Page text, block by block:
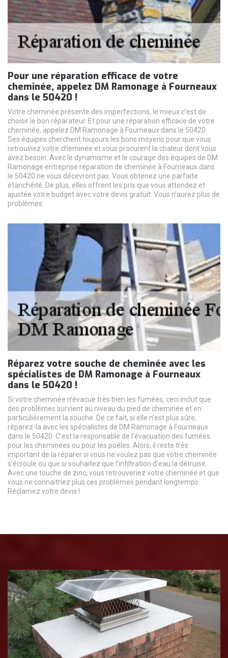
Pour une réparation efficace de votre
cheminée, appelez DM Ramonage à Fourneaux
dans le 50420 !
Votre cheminée présente des imperfections, le mieux c’est de
choisir le bon réparateur. Et pour une réparation efficace de votre
cheminée, appelez DM Ramonage à Fourneaux dans le 50420.
Ses équipes cherchent toujours les bons moyens pour que vous
retrouviez votre cheminée et vous procurent la chaleur dont vous
avez besoin. Avec le dynamisme et le courage des équipes de DM
Ramonage entreprise réparation de cheminée à Fourneaux dans
le 50420 ne vous décevront pas. Vous obtenez une parfaite
étanchéité. De plus, elles offrent les prix que vous attendez et
ajustée votre budget avec votre devis gratuit. Vous n’aurez plus de
problèmes.
Réparez votre souche de cheminée avec les
spécialistes de DM Ramonage à Fourneaux
dans le 50420 !
Si votre cheminée n’évacue très bien les fumées, ceci inclut que
des problèmes survient au niveau du pied de cheminée et en
particulièrement la souche. De ce fait, si elle n’est plus sûre,
réparez-la avec les spécialistes de DM Ramonage à Fourneaux
dans le 50420. C’est la responsable de l’évacuation des fumées
pour les cheminées ou pour les poêles. Alors, il reste très
important de la réparer si vous ne voulez pas que votre cheminée
s’écroule ou que si souhaitez que l’infiltration d’eau la détruise.
Avec une touche de zinc, vous retrouveriez votre cheminée et que
vous ne connaitriez plus ces problèmes pendant longtemps.
Réclamez votre devis !